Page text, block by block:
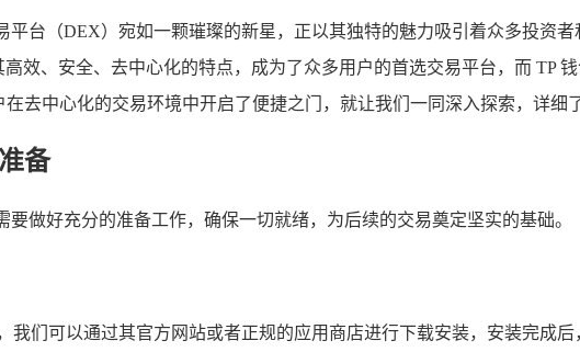
台（DEX）宛如一颗璀璨的新星，正以其独特的魅力吸引着众多投资
效、安全、去中心化的特点，成为了众多用户的首选交易平台，而 TP
去中心化的交易环境中开启了便捷之门，就让我们一同深入探索，详细
备
做好充分的准备工作，确保一切就绪，为后续的交易奠定坚实的基础。
我们可以通过其官方网站或者正规的应用商店进行下载安装，安装完成